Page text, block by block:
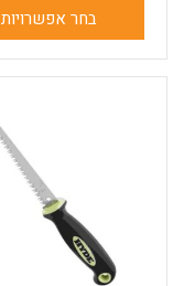
בחר אפשרויות